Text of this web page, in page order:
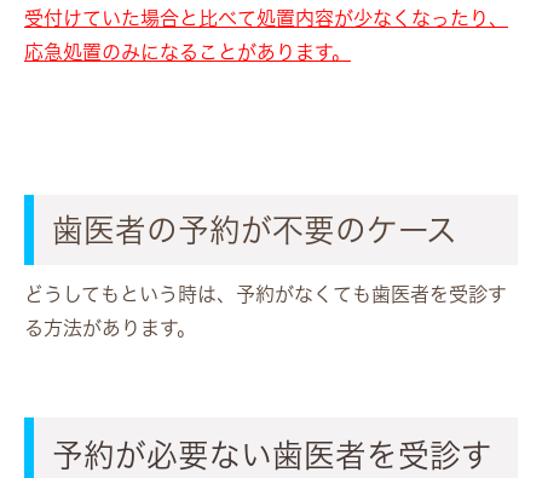
受付けていた場合と比べて処置内容が少なくなったり、
応急処置のみになることがあります。
歯医者の予約が不要のケース
どうしてもという時は、予約がなくても歯医者を受診す
る方法があります。
予約が必要ない歯医者を受診す